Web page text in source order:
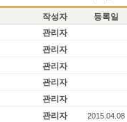
작성자 등록일
관리자
관리자
관리자
관리자
관리자
관리자 2015.04.08